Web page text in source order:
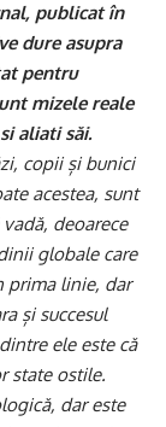
publicat în
dure asupra
pentru
mizele reale
aliati săi.
copii și bunici
acestea, sunt
deoarece
globale care
prima linie, dar
și succesul
ele este că
state ostile.
dar este